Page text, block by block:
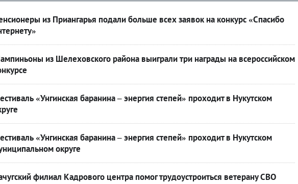
из Приангарья подали больше всех заявок на конкурс «Спасибо
из Шелеховского района выиграли три награды на всероссийском
«Унгинская баранина – энергия степей» проходит в Нукутском
«Унгинская баранина – энергия степей» проходит в Нукутском
округе
филиал Кадрового центра помог трудоустроиться ветерану СВО